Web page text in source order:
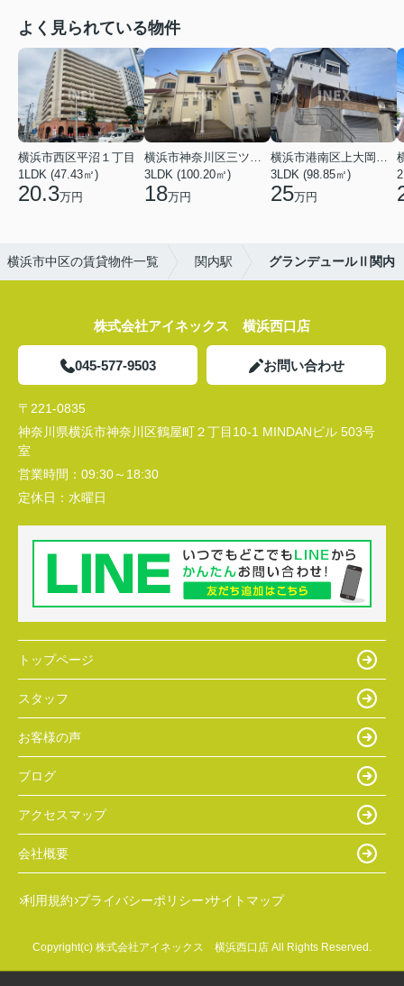
よく見られている物件
横浜市西区平沼１丁目
1LDK (47.43㎡)
20.3万円
横浜市神奈川区三ツ沢上町
3LDK (100.20㎡)
18万円
横浜市港南区上大岡東２丁目
3LDK (98.85㎡)
25万円
横浜市中区の賃貸物件一覧 関内駅 グランデュールⅡ関内
株式会社アイネックス 横浜西口店
045-577-9503 お問い合わせ
〒221-0835
神奈川県横浜市神奈川区鶴屋町２丁目10-1 MINDANビル 503号
室
営業時間： 09:30～18:30
定休日： 水曜日
トップページ
スタッフ
お客様の声
ブログ
アクセスマップ
会社概要
利用規約 プライバシーポリシー サイトマップ
Copyright(c) 株式会社アイネックス 横浜西口店 All Rights Reserved.